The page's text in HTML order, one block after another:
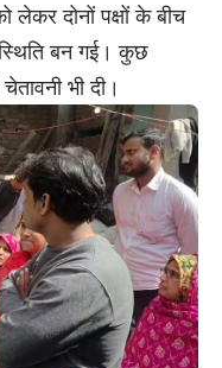
लेकर दोनों पक्षों के बीच
बन गई। कुछ
भी दी।